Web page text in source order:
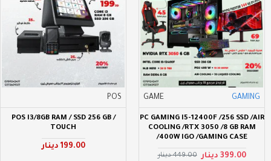
GAMING
GAME
PC GAMING I5-12400F /256 SSD /AIR
COOLING /RTX 3050 /8 GB RAM
/400W IGO /GAMING CASE
399.00 دينار 449.00 دينار
POS
POS I3/8GB RAM / SSD 256 GB /
TOUCH
199.00 دينار